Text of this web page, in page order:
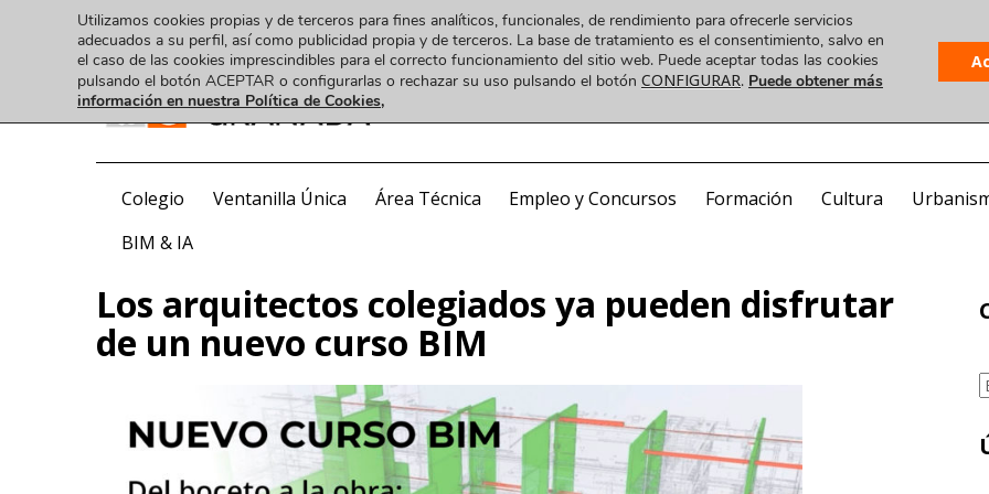
Colegio Ventanilla Única Área Técnica Empleo y Concursos Formación Cultura
BIM & IA
Los arquitectos colegiados ya pueden disfrutar
de un nuevo curso BIM
Utilizamos cookies propias y de terceros para fines analíticos, funcionales, de rendimiento para ofrecerle servicios
adecuados a su perfil, así como publicidad propia y de terceros. La base de tratamiento es el consentimiento, salvo en
el caso de las cookies imprescindibles para el correcto funcionamiento del sitio web. Puede aceptar todas las cookies
pulsando el botón ACEPTAR o configurarlas o rechazar su uso pulsando el botón CONFIGURAR. Puede obtener más
información en nuestra Política de Cookies,